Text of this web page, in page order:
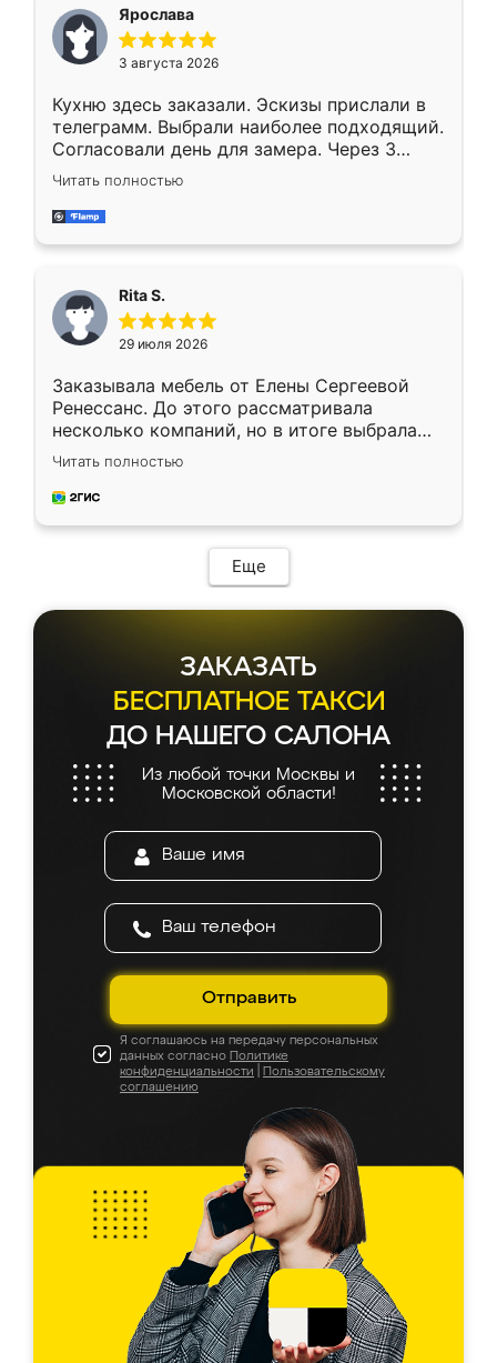
Ярослава
3 августа 2026
Кухню здесь заказали. Эскизы прислали в
телеграмм. Выбрали наиболее подходящий.
Согласовали день для замера. Через 3
недели кухня была уже готова. Остались
довольны работой. Спасибо Ренессанс
мебель за качественную работу!
Читать полностью
Rita S.
29 июля 2026
Заказывала мебель от Елены Сергеевой
Ренессанс. До этого рассматривала
несколько компаний, но в итоге выбрала
эту. Сначала обговорили условия, потом
приехал замерщик, всё спокойно объяснил
и снял размеры. Изготовили в срок, с
мебель сразу встала на свое место без
каких-либо доработок. Качеством осталась
довольна, все выглядит так, как и ожидала.
Читать полностью
Еще
ЗАКАЗАТЬ
БЕСПЛАТНОЕ ТАКСИ
ДО НАШЕГО САЛОНА
Из любой точки Москвы и
Московской области!
Отправить
Я соглашаюсь на передачу персональных
данных согласно Политике
конфиденциальности
Пользовательскому
соглашению